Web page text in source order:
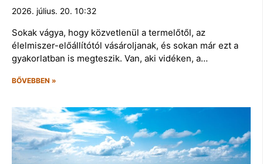
2026. július. 20. 10:32
Sokak vágya, hogy közvetlenül a termelőtől, az
élelmiszer-előállítótól vásároljanak, és sokan már ezt a
gyakorlatban is megteszik. Van, aki vidéken, a…
BŐVEBBEN »